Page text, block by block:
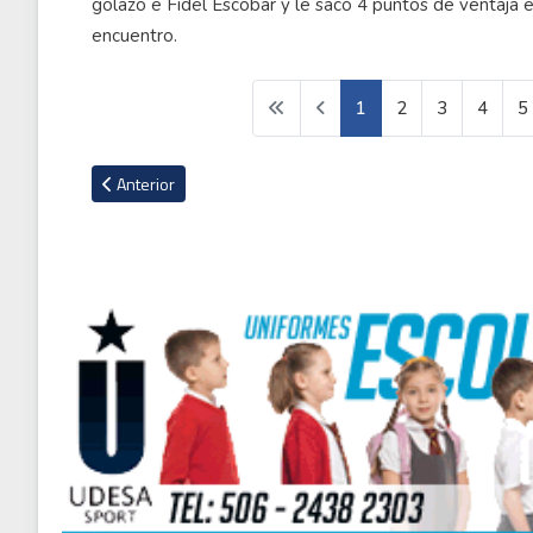
encuentro.
1 2 3 4 5
Artículo anterior: Ricardo Montaner hizo vibrar a Costa Rica
Anterior